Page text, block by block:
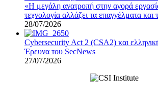
«Η μεγάλη ανατροπή στην αγορά
τεχνολογία αλλάζει τα επαγγέλματα
28/07/2026
Cybersecurity Act 2 (CSA2) και
Έρευνα του SecNews
27/07/2026